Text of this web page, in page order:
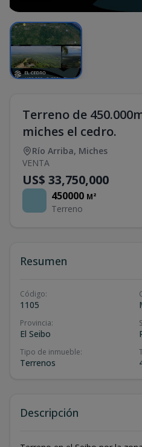
Terreno de
miches el cedro.
Río Arriba, Miches
VENTA
US$ 33,750,000
450000 M²
Terreno
Resumen
Código:
1105
Provincia:
El Seibo
Tipo de inmueble:
Terrenos
Descripción